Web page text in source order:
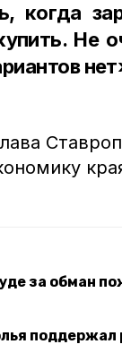
когда
Не
за обман